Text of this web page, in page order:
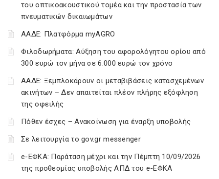
του οπτικοακουστικού τομέα και την προστασία των
πνευματικών δικαιωμάτων
ΑΑΔΕ: Πλατφόρμα myAGRO
Φιλοδωρήματα: Αύξηση του αφορολόγητου ορίου από
300 ευρώ τον μήνα σε 6.000 ευρώ τον χρόνο
ΑΑΔΕ: Ξεμπλοκάρουν οι μεταβιβάσεις κατασχεμένων
ακινήτων – Δεν απαιτείται πλέον πλήρης εξόφληση
της οφειλής
Πόθεν έσχες – Ανακοίνωση για έναρξη υποβολής
Σε λειτουργία το gov.gr messenger
e-ΕΦΚΑ: Παράταση μέχρι και την Πέμπτη 10/09/2026
της προθεσμίας υποβολής ΑΠΔ του e-ΕΦΚΑ